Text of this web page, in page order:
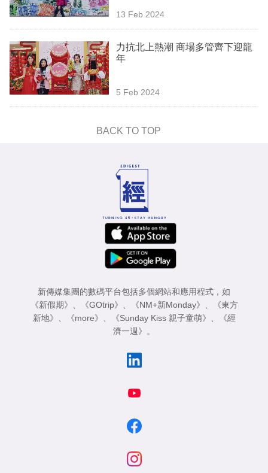
13 Feb 2024
力抗北上熱潮 商場多管齊下迎龍
年
5 Feb 2024
BACK TO TOP
新傳媒集團的數碼平台包括多個網站和應用程式，如
《新假期》
《GOtrip》 《NM+新Monday》
《東方
新地》
《more》 《Sunday Kiss 親子童萌》
《經
濟一週》
。